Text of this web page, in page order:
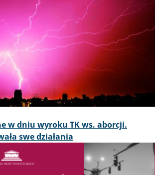
w dniu wyroku TK ws. aborcji.
swe działania